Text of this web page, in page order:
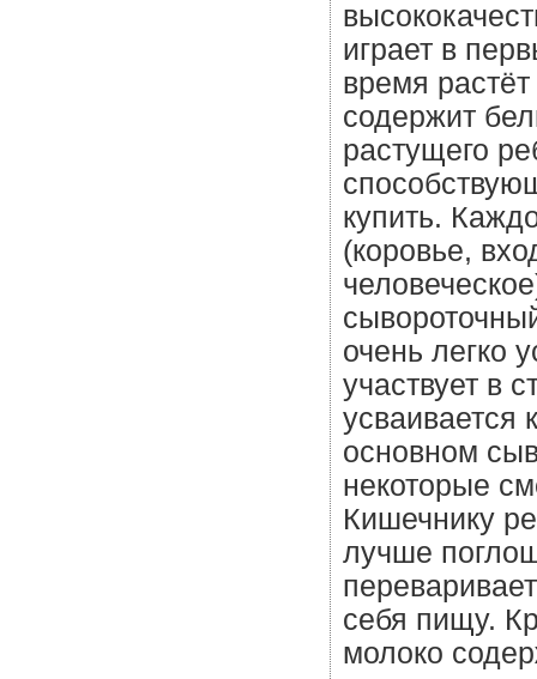
играет в
время
содержит
растущего
купить.
(коровье,
очень легко
участвует в
усваивается
основном
некоторые
Кишечнику
лучше
себя пищу.
молоко